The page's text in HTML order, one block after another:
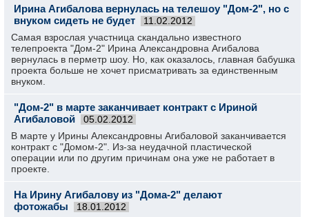
Ирина Агибалова вернулась на телешоу "Дом-2", но с
внуком сидеть не будет
11.02.2012
Самая взрослая участница скандально известного
телепроекта "Дом-2" Ирина Александровна Агибалова
вернулась в перметр шоу. Но, как оказалось, главная бабушка
проекта больше не хочет присматривать за единственным
внуком.
"Дом-2" в марте заканчивает контракт с Ириной
Агибаловой
05.02.2012
В марте у Ирины Александровны Агибаловой заканчивается
контракт с "Домом-2". Из-за неудачной пластической
операции или по другим причинам она уже не работает в
проекте.
На Ирину Агибалову из "Дома-2" делают
фотожабы
18.01.2012